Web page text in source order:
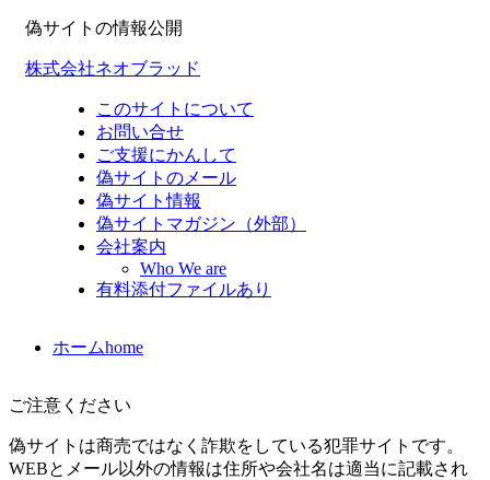
偽サイトの情報公開
株式会社ネオブラッド
このサイトについて
お問い合せ
ご支援にかんして
偽サイトのメール
偽サイト情報
偽サイトマガジン（外部）
会社案内
Who We are
有料添付ファイルあり
ホームhome
ご注意ください
偽サイトは商売ではなく詐欺をしている犯罪サイトです。
WEBとメール以外の情報は住所や会社名は適当に記載され